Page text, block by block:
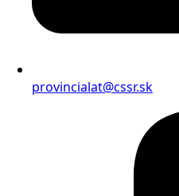
provincialat@cssr.sk